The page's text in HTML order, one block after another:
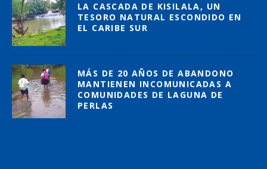
LA CASCADA DE KISILALA, UN
TESORO NATURAL ESCONDIDO EN
EL CARIBE SUR
MÁS DE 20 AÑOS DE ABANDONO
MANTIENEN INCOMUNICADAS A
COMUNIDADES DE LAGUNA DE
PERLAS